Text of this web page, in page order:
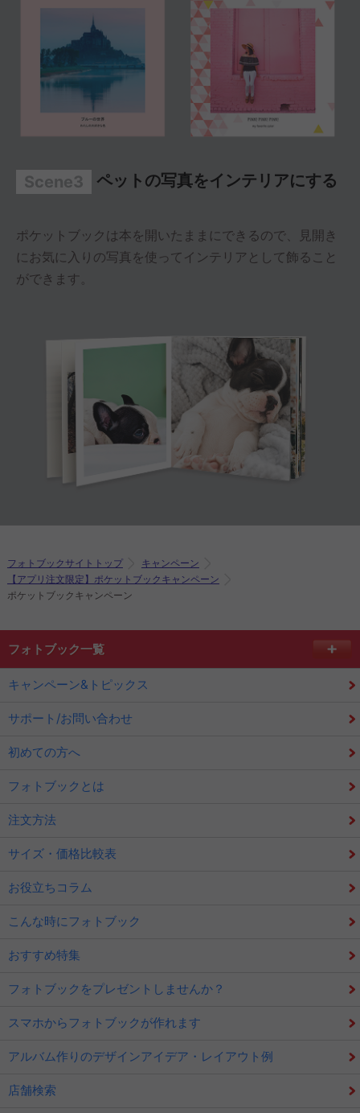
Scene3 ペットの写真をインテリアにする
ポケットブックは本を開いたままにできるので、見開き
にお気に入りの写真を使ってインテリアとして飾ること
ができます。
フォトブックサイトトップ
キャンペーン
【アプリ注文限定】ポケットブックキャンペーン
ポケットブックキャンペーン
フォトブック一覧
キャンペーン&トピックス
サポート/お問い合わせ
初めての方へ
フォトブックとは
注文方法
サイズ・価格比較表
お役立ちコラム
こんな時にフォトブック
おすすめ特集
フォトブックをプレゼントしませんか？
スマホからフォトブックが作れます
アルバム作りのデザインアイデア・レイアウト例
店舗検索